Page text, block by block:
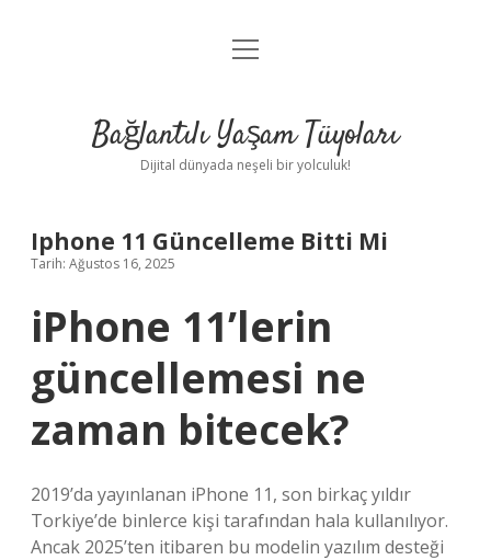
Anasayfa
Yasal Uyarı
menüyü
Bağlantılı Yaşam Tüyoları
Dijital dünyada neşeli bir yolculuk!
Iphone 11 Güncelleme Bitti Mi
Tarih: Ağustos 16, 2025
iPhone 11’lerin
güncellemesi ne
zaman bitecek?
2019’da yayınlanan iPhone 11, son birkaç yıldır
Torkiye’de binlerce kişi tarafından hala kullanılıyor.
Ancak 2025’ten itibaren bu modelin yazılım desteği